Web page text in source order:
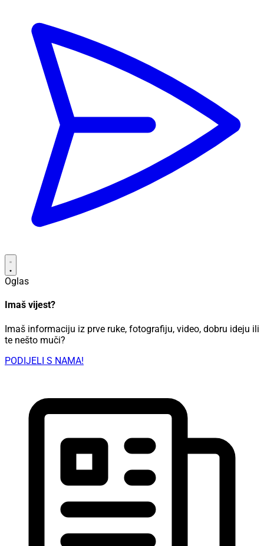
Oglas
Imaš vijest?
Imaš informaciju iz prve ruke, fotografiju, video, dobru ideju ili
te nešto muči?
PODIJELI S NAMA!